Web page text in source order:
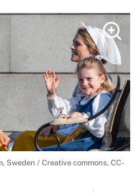
Sweden / Creative commons, CC-